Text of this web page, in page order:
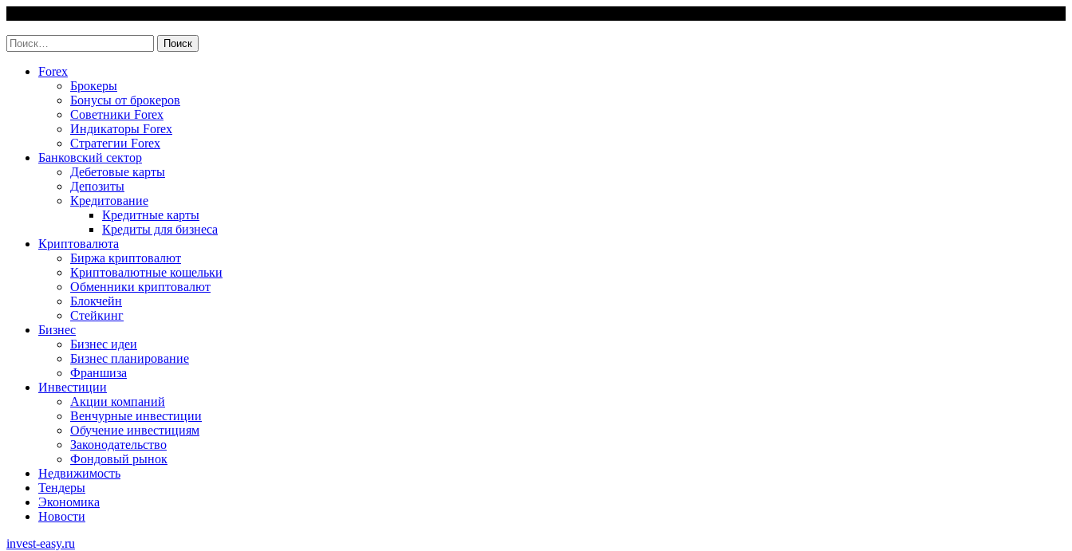
content
Найти:
Forex
Брокеры
Бонусы от брокеров
Советники Forex
Индикаторы Forex
Стратегии Forex
Банковский сектор
Дебетовые карты
Депозиты
Кредитование
Кредитные карты
Кредиты для бизнеса
Криптовалюта
Биржа криптовалют
Криптовалютные кошельки
Обменники криптовалют
Блокчейн
Стейкинг
Бизнес
Бизнес идеи
Бизнес планирование
Франшиза
Инвестиции
Акции компаний
Венчурные инвестиции
Обучение инвестициям
Законодательство
Фондовый рынок
Недвижимость
Тендеры
Экономика
Новости
invest-easy.ru